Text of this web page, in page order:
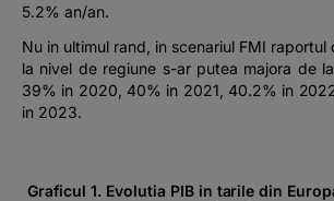
5.2% an/an.
Nu in ultimul rand, in scenariul FMI
la nivel de regiune s-ar putea majora de
39% in 2020, 40% in 2021, 40.2% in
in 2023.
Graficul 1. Evolutia PIB in tarile din